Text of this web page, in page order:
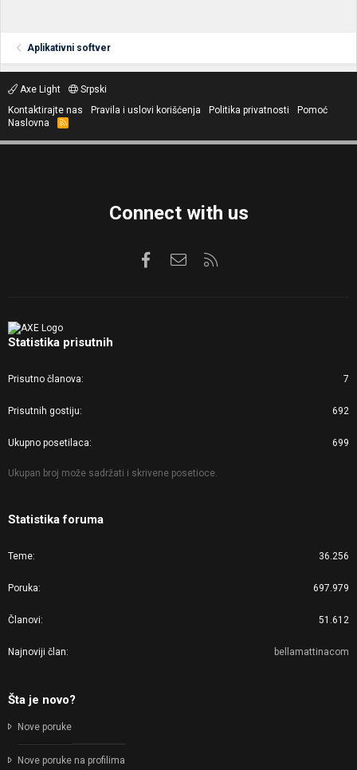
Aplikativni softver
Axe Light
Srpski
Kontaktirajte nas
Pravila i uslovi korišćenja Politika privatnosti
Pomoć
Naslovna
R
S
Connect with us
FacebookKontaktirajte nas
Statistika prisutnih
Prisutno članova 7
Prisutnih gostiju 692
Ukupno posetilaca 699
Ukupan broj može sadržati i skrivene posetioce.
Statistika foruma
Teme 36.256
Poruka 697.979
Članovi 51.612
Najnoviji član bellamattinacom
Šta je novo?
Nove poruke
Nove poruke na profilima